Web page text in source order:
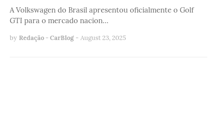
A Volkswagen do Brasil apresentou oficialmente o Golf
GTI para o mercado nacion…
by Redação - CarBlog - August 23, 2025